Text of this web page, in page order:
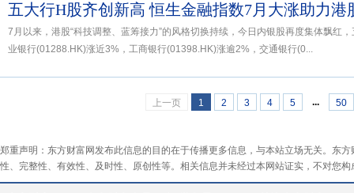
五大行H股齐创新高 恒生金融指数7月大涨助力港
7月以来，港股“科技调整、蓝筹接力”的风格切换持续，今日内银股再度集体飘红
业银行(01288.HK)涨近3%，工商银行(01398.HK)涨逾2%，交通银行(0...
上一页 1 2 3 4 5 ... 50
郑重声明：东方财富网发布此信息的目的在于传播更多信息，与本站立场无关。东
性、完整性、有效性、及时性、原创性等。相关信息并未经过本网站证实，不对您